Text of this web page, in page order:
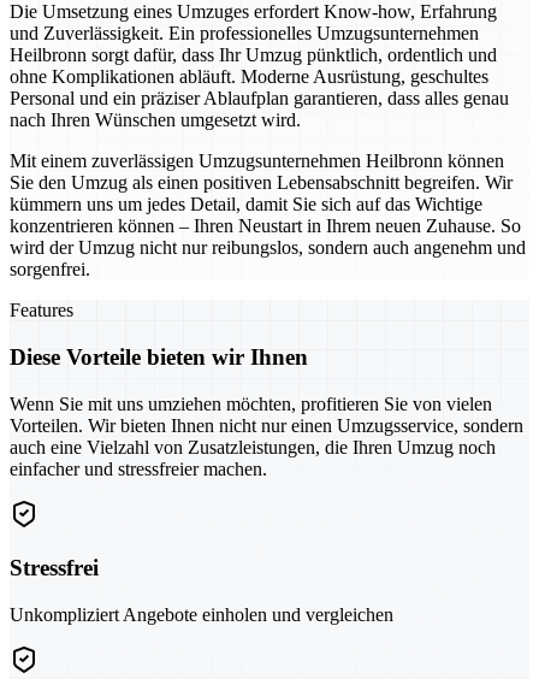
Die Umsetzung eines Umzuges erfordert Know-how, Erfahrung
und Zuverlässigkeit. Ein professionelles Umzugsunternehmen
Heilbronn sorgt dafür, dass Ihr Umzug pünktlich, ordentlich und
ohne Komplikationen abläuft. Moderne Ausrüstung, geschultes
Personal und ein präziser Ablaufplan garantieren, dass alles genau
nach Ihren Wünschen umgesetzt wird.
Mit einem zuverlässigen Umzugsunternehmen Heilbronn können
Sie den Umzug als einen positiven Lebensabschnitt begreifen. Wir
kümmern uns um jedes Detail, damit Sie sich auf das Wichtige
konzentrieren können – Ihren Neustart in Ihrem neuen Zuhause. So
wird der Umzug nicht nur reibungslos, sondern auch angenehm und
sorgenfrei.
Features
Diese Vorteile bieten wir Ihnen
Wenn Sie mit uns umziehen möchten, profitieren Sie von vielen
Vorteilen. Wir bieten Ihnen nicht nur einen Umzugsservice, sondern
auch eine Vielzahl von Zusatzleistungen, die Ihren Umzug noch
einfacher und stressfreier machen.
Stressfrei
Unkompliziert Angebote einholen und vergleichen